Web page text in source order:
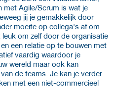
met Agile/Scrum is wat je
jij je gemakkelijk door
moeite op collega's af om
om zelf door de organisatie
een relatie op te bouwen met
vaardig waardoor je
wereld maar ook kan
de teams. Je kan je verder
met een niet-commercieel